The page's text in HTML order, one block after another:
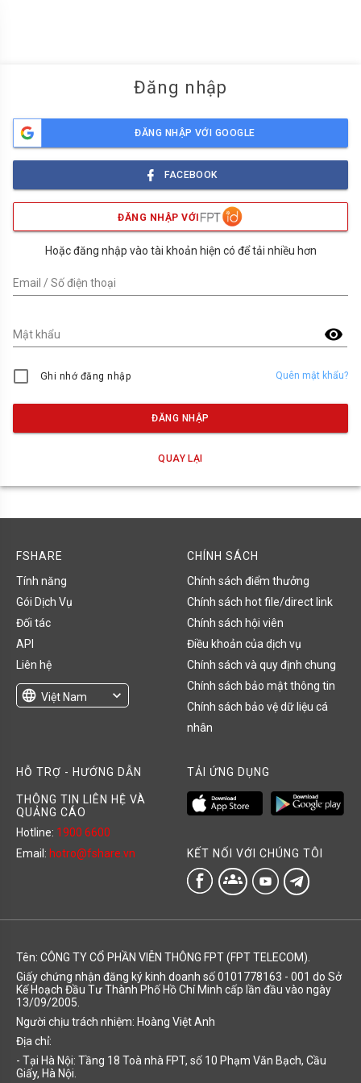
Đăng nhập
ĐĂNG NHẬP VỚI GOOGLE
FACEBOOK
ĐĂNG NHẬP VỚI
Hoặc đăng nhập vào tài khoản hiện có để tải nhiều hơn
Email / Số điện thoại
visibility
Mật khẩu
Ghi nhớ đăng nhập Quên mật khẩu?
ĐĂNG NHẬP
QUAY LẠI
FSHARE
Tính năng
Gói Dịch Vụ
Đối tác
API
Liên hệ
language Việt Nam
expand_more
CHÍNH SÁCH
Chính sách điểm thưởng
Chính sách hot file/direct link
Chính sách hội viên
Điều khoản của dịch vụ
Chính sách và quy định chung
Chính sách bảo mật thông tin
Chính sách bảo vệ dữ liệu cá
nhân
HỖ TRỢ - HƯỚNG DẪN
THÔNG TIN LIÊN HỆ VÀ
QUẢNG CÁO
Hotline: 1900 6600
Email: hotro@fshare.vn
TẢI ỨNG DỤNG
KẾT NỐI VỚI CHÚNG TÔI
groups
Tên: CÔNG TY CỔ PHẦN VIỄN THÔNG FPT (FPT TELECOM).
Giấy chứng nhận đăng ký kinh doanh số 0101778163 - 001 do Sở
Kế Hoạch Đầu Tư Thành Phố Hồ Chí Minh cấp lần đầu vào ngày
13/09/2005.
Người chịu trách nhiệm: Hoàng Việt Anh
Địa chỉ:
- Tại Hà Nội: Tầng 18 Toà nhà FPT, số 10 Phạm Văn Bạch, Cầu
Giấy, Hà Nội.